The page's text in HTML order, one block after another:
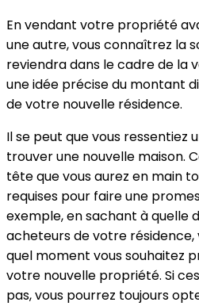
En vendant votre propriété
une autre, vous connaîtrez la
reviendra dans le cadre de la
une idée précise du montant
de votre nouvelle résidence.
Il se peut que vous ressentiez
trouver une nouvelle maison.
tête que vous aurez en main
requises pour faire une
exemple, en sachant à quelle
acheteurs de votre
quel moment vous souhaitez
votre nouvelle propriété. Si
pas, vous pourrez toujours